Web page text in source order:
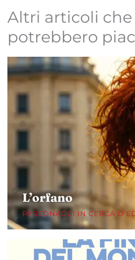
Altri articoli che
potrebbero
L’orfano
PERSONAGGI IN CERCA